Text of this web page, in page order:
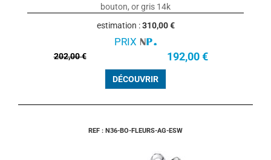
bouton, or gris 14k
estimation :310,00 €
PRIX
202,00 € 192,00 €
DÉCOUVRIR
REF : N36-BO-FLEURS-AG-ESW